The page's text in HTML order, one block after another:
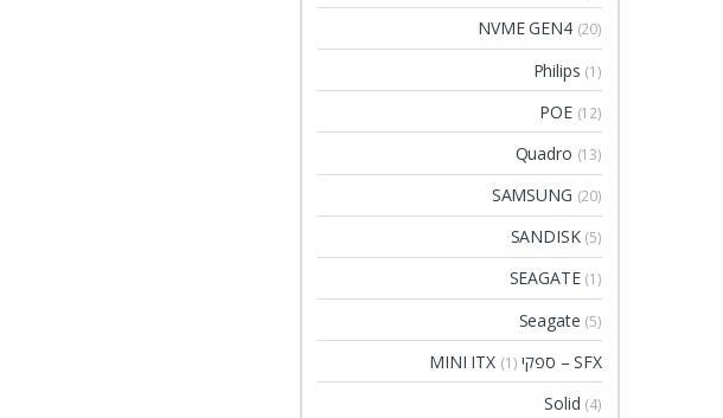
NVME GEN4 (20)
Philips (1)
POE (12)
Quadro (13)
SAMSUNG (20)
SANDISK (5)
SEAGATE (1)
Seagate (5)
SFX – ספקי MINI ITX (1)
Solid (4)